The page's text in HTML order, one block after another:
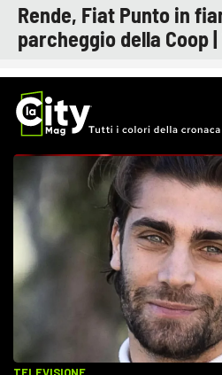
Rende, Fiat Punto in
parcheggio della Coop |